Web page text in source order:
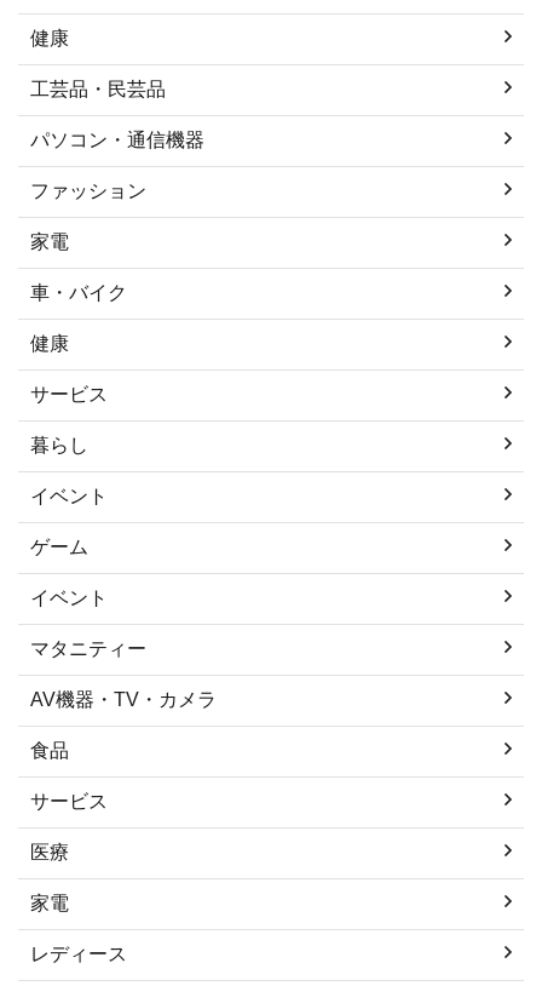
健康
工芸品・民芸品
パソコン・通信機器
ファッション
家電
車・バイク
健康
サービス
暮らし
イベント
ゲーム
イベント
マタニティー
AV機器・TV・カメラ
食品
サービス
医療
家電
レディース